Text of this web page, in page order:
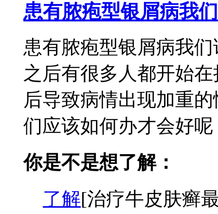
患有脓疱型银屑病我们
患有脓疱型银屑病我
之后有很多人都开始
后导致病情出现加重
们应该如何办才会好
你是不是想了解：
了解[治疗牛皮肤癣